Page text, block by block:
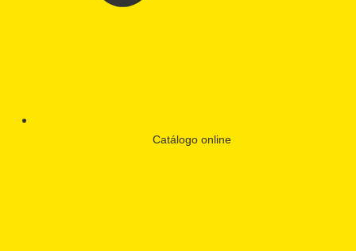
Catálogo online